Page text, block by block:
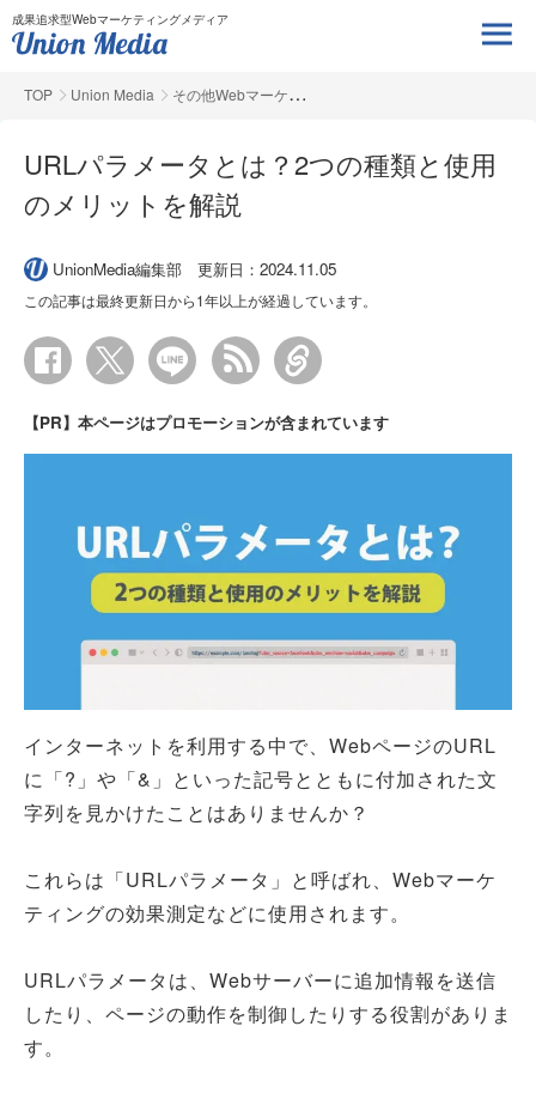
成果追求型Webマーケティングメディア
TOP Union Media その他Webマーケ
URLパラメータとは？2つの種類と使用
のメリットを解説
UnionMedia編集部 更新日：2024.11.05
この記事は最終更新日から1年以上が経過しています。
【PR】本ページはプロモーションが含まれています
インターネットを利用する中で、WebページのURL
に「?」や「&」といった記号とともに付加された文
字列を見かけたことはありませんか？
これらは「URLパラメータ」と呼ばれ、Webマーケ
ティングの効果測定などに使用されます。
URLパラメータは、Webサーバーに追加情報を送信
したり、ページの動作を制御したりする役割がありま
す。